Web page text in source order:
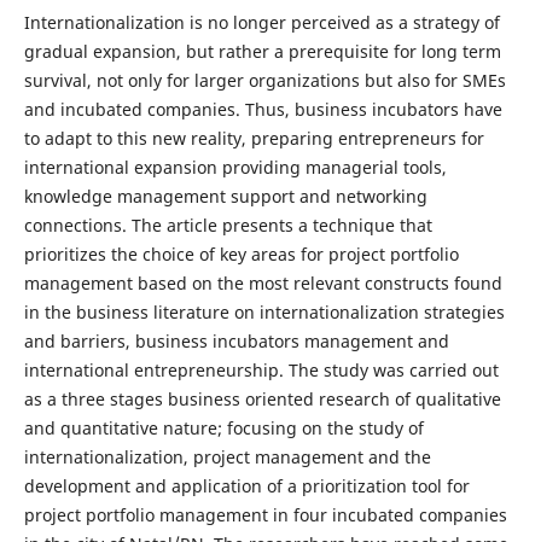
Internationalization is no longer perceived as a strategy of
gradual expansion, but rather a prerequisite for long term
survival, not only for larger organizations but also for SMEs
and incubated companies. Thus, business incubators have
to adapt to this new reality, preparing entrepreneurs for
international expansion providing managerial tools,
knowledge management support and networking
connections. The article presents a technique that
prioritizes the choice of key areas for project portfolio
management based on the most relevant constructs found
in the business literature on internationalization strategies
and barriers, business incubators management and
international entrepreneurship. The study was carried out
as a three stages business oriented research of qualitative
and quantitative nature; focusing on the study of
internationalization, project management and the
development and application of a prioritization tool for
project portfolio management in four incubated companies